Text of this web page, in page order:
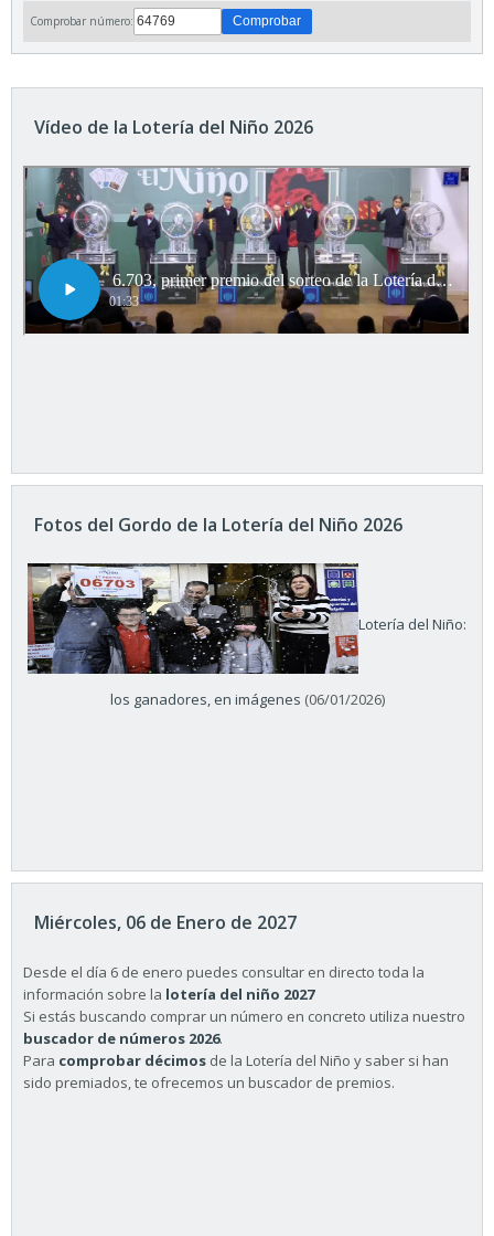
Comprobar número:
Vídeo de la Lotería del Niño 2026
Fotos del Gordo de la Lotería del Niño 2026
Lotería del Niño:
los ganadores, en imágenes (06/01/2026)
Miércoles, 06 de Enero de 2027
Desde el día 6 de enero puedes consultar en directo toda la
información sobre la lotería del niño 2027
Si estás buscando comprar un número en concreto utiliza nuestro
buscador de números 2026.
Para comprobar décimos de la Lotería del Niño y saber si han
sido premiados, te ofrecemos un buscador de premios.